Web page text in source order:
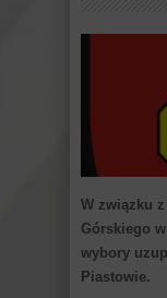
W związku
Górskiego
wybory
Piastowie.